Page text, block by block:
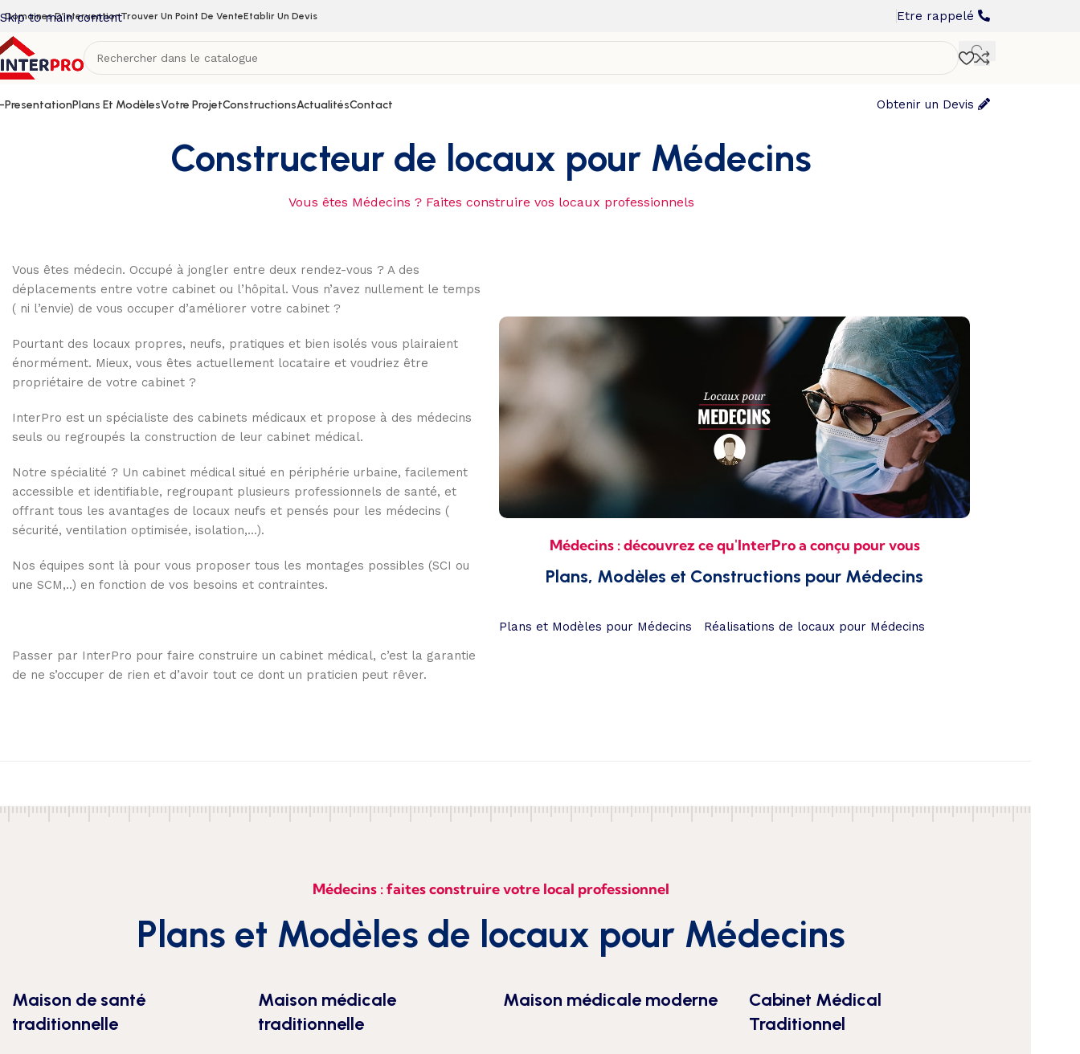
Skip to main content
Domaines D’interventionTrouver Un Point De VenteEtablir Un Devis Etre rappelé
PresentationPlans Et ModèlesVotre ProjetConstructionsActualitésContact Obtenir un Devis
Constructeur de locaux pour Médecins
Vous êtes Médecins ? Faites construire vos locaux professionnels
Vous êtes médecin. Occupé à jongler entre deux rendez-vous ? A des
déplacements entre votre cabinet ou l’hôpital. Vous n’avez nullement le temps
( ni l’envie) de vous occuper d’améliorer votre cabinet ?
Pourtant des locaux propres, neufs, pratiques et bien isolés vous plairaient
énormément. Mieux, vous êtes actuellement locataire et voudriez être
propriétaire de votre cabinet ?
InterPro est un spécialiste des cabinets médicaux et propose à des médecins
seuls ou regroupés la construction de leur cabinet médical.
Notre spécialité ? Un cabinet médical situé en périphérie urbaine, facilement
accessible et identifiable, regroupant plusieurs professionnels de santé, et
offrant tous les avantages de locaux neufs et pensés pour les médecins (
sécurité, ventilation optimisée, isolation,…).
Nos équipes sont là pour vous proposer tous les montages possibles (SCI ou
une SCM,..) en fonction de vos besoins et contraintes.
Passer par InterPro pour faire construire un cabinet médical, c’est la garantie
de ne s’occuper de rien et d’avoir tout ce dont un praticien peut rêver.
Médecins : découvrez ce qu'InterPro a conçu pour vous
Plans, Modèles et Constructions pour Médecins
Plans et Modèles pour Médecins Réalisations de locaux pour Médecins
Médecins : faites construire votre local professionnel
Plans et Modèles de locaux pour Médecins
Maison de santé
traditionnelle
Maison médicale
traditionnelle
Maison médicale moderne
Cabinet Médical
Traditionnel